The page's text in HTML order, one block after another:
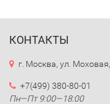
КОНТАКТЫ
г. Москва, ул.
+7(499) 380-80-01
Пн—Пт 9:00—18:00